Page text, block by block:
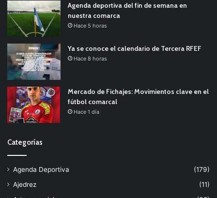
Agenda deportiva del fin de semana en
nuestra comarca
Hace 5 horas
Ya se conoce el calendario de Tercera RFEF
Hace 8 horas
Mercado de Fichajes: Movimientos clave en el
fútbol comarcal
Hace 1 día
Categorías
Agenda Deportiva
(179)
Ajedrez
(11)